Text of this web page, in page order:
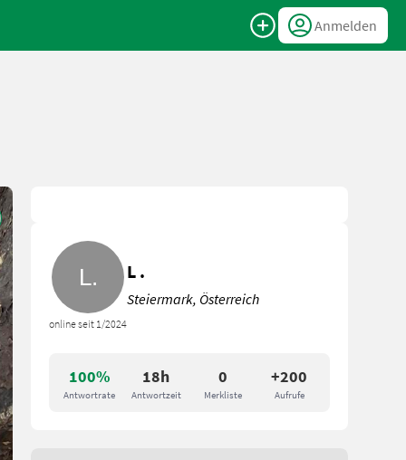
Anmelden
100%
Antwortrate
18h
Antwortzeit
0
Merkliste
+200
Aufrufe
online seit 1/2024
L .
Steiermark, Österreich